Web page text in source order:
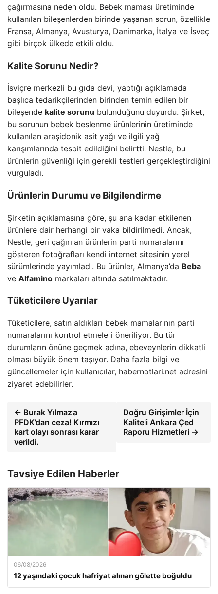
çağırmasına neden oldu. Bebek maması üretiminde
kullanılan bileşenlerden birinde yaşanan sorun, özellikle
Fransa, Almanya, Avusturya, Danimarka, İtalya ve İsveç
gibi birçok ülkede etkili oldu.
Kalite Sorunu Nedir?
İsviçre merkezli bu gıda devi, yaptığı açıklamada
başlıca tedarikçilerinden birinden temin edilen bir
bileşende kalite sorunu bulunduğunu duyurdu. Şirket,
bu sorunun bebek beslenme ürünlerinin üretiminde
kullanılan araşidonik asit yağı ve ilgili yağ
karışımlarında tespit edildiğini belirtti. Nestle, bu
ürünlerin güvenliği için gerekli testleri gerçekleştirdiğini
vurguladı.
Ürünlerin Durumu ve Bilgilendirme
Şirketin açıklamasına göre, şu ana kadar etkilenen
ürünlere dair herhangi bir vaka bildirilmedi. Ancak,
Nestle, geri çağırılan ürünlerin parti numaralarını
gösteren fotoğrafları kendi internet sitesinin yerel
sürümlerinde yayımladı. Bu ürünler, Almanya’da Beba
ve Alfamino markaları altında satılmaktadır.
Tüketicilere Uyarılar
Tüketicilere, satın aldıkları bebek mamalarının parti
numaralarını kontrol etmeleri öneriliyor. Bu tür
durumların önüne geçmek adına, ebeveynlerin dikkatli
olması büyük önem taşıyor. Daha fazla bilgi ve
güncellemeler için kullanıcılar, habernotlari.net adresini
ziyaret edebilirler.
← Burak Yılmaz’a
PFDK’dan ceza! Kırmızı
kart olayı sonrası karar
verildi.
Doğru Girişimler İçin
Kaliteli Ankara Çed
Raporu Hizmetleri →
Tavsiye Edilen Haberler
06/08/2026
12 yaşındaki çocuk hafriyat alınan gölette boğuldu